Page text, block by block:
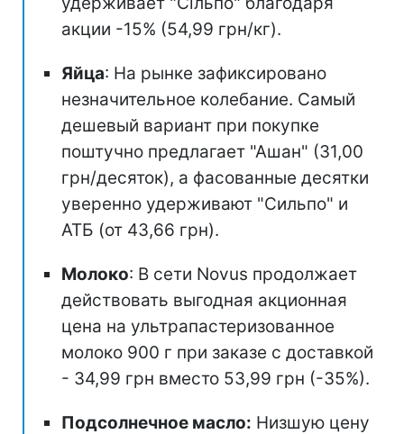
акции -15% (54,99 грн/кг).
Яйца: На рынке зафиксировано
незначительное колебание. Самый
дешевый вариант при покупке
поштучно предлагает "Ашан" (31,00
грн/десяток), а фасованные десятки
уверенно удерживают "Сильпо" и
АТБ (от 43,66 грн).
Молоко: В сети Novus продолжает
действовать выгодная акционная
цена на ультрапастеризованное
молоко 900 г при заказе с доставкой
- 34,99 грн вместо 53,99 грн (-35%).
Подсолнечное масло: Низшую цену